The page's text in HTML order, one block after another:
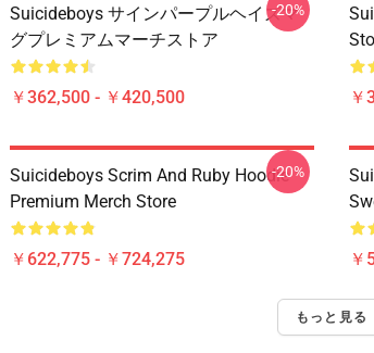
Suicideboys サインパープルヘイズマ
グプレミアムマーチストア
￥362,500 - ￥420,500
-20%
￥
Suicideboys Scrim And Ruby Hoodie
Premium Merch Store
￥622,775 - ￥724,275
-20%
￥
もっと見る